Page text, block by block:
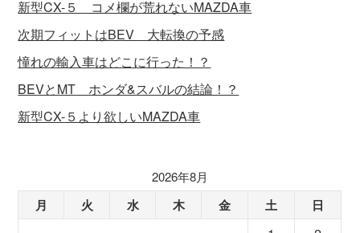
新型CX-５ コメ欄が荒れないMAZDA車
次期フィットはBEV 大転換の予感
憧れの輸入車はどこに行った！？
BEVとMT ホンダ&スバルの結論！？
新型CX-５より欲しいMAZDA車
2026年8月
月 火 水 木 金 土 日